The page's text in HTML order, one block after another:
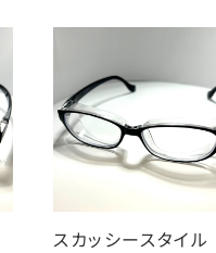
スカッシースタイル